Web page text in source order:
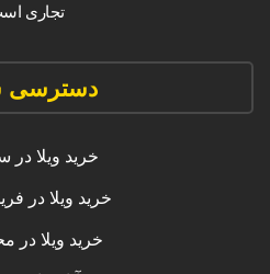
تجاری
دسترسی
خرید ویلا در
خرید ویلا در
خرید ویلا در